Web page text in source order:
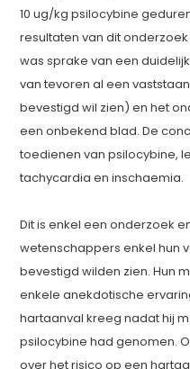
10 ug/kg psilocybine
resultaten van dit
was sprake van een
van tevoren al een
bevestigd wil zien) en het
een onbekend blad. De
toedienen van psilocybine,
tachycardia en inschaemia.
Dit is enkel een onderzoek
wetenschappers enkel hun
bevestigd wilden zien. Hun
enkele anekdotische
hartaanval kreeg nadat hij
psilocybine had genomen.
over het risico op een